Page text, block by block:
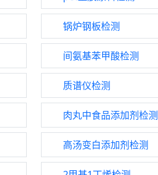
锅炉钢板检测
间氨基苯甲酸检测
质谱仪检测
肉丸中食品添加剂检测
高汤变白添加剂检测